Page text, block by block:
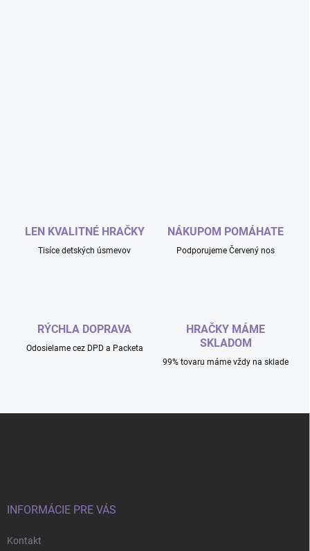
LEN KVALITNÉ HRAČKY
Tisíce detských úsmevov
NÁKUPOM POMÁHATE
Podporujeme Červený nos
RÝCHLA DOPRAVA
Odosielame cez DPD a Packeta
HRAČKY MÁME
SKLADOM
99% tovaru máme vždy na sklade
INFORMÁCIE PRE VÁS
Kontakt